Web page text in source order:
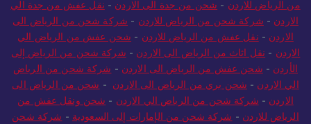
من الرياض للاردن - شحن من جدة الى الاردن - نقل عفش من جدة الي
الاردن - شركة شحن من الرياض للاردن - شركة شحن من الرياض الى
الاردن - نقل عفش من الرياض للاردن - شحن عفش من الرياض الي
الاردن - نقل اثاث من الرياض الى الاردن - شركة شحن من الرياض إلى
الأردن - شحن عفش من الرياض الى الاردن - شركة شحن من الرياض
الي الاردن - شحن بري من الرياض الى الاردن - شحن من الرياض الى
الاردن - شركة شحن من الرياض الي الاردن - شحن ونقل عفش من
الرياض للاردن - شركة شحن من الإمارات إلى السعودية - شركة شحن